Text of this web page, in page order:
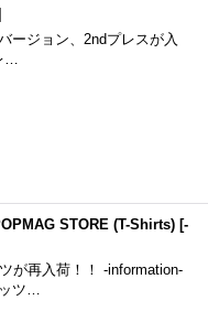
ージョン、2ndプレスが入
…
STORE (T-Shirts) [-
が再入荷！！ -information-
ツ…